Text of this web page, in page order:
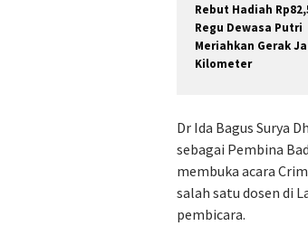
Rebut Hadiah
Regu Dewasa Putri
Meriahkan Gerak
Kilometer
Dr Ida Bagus Surya
sebagai Pembina
membuka acara
salah satu dosen di
pembicara.